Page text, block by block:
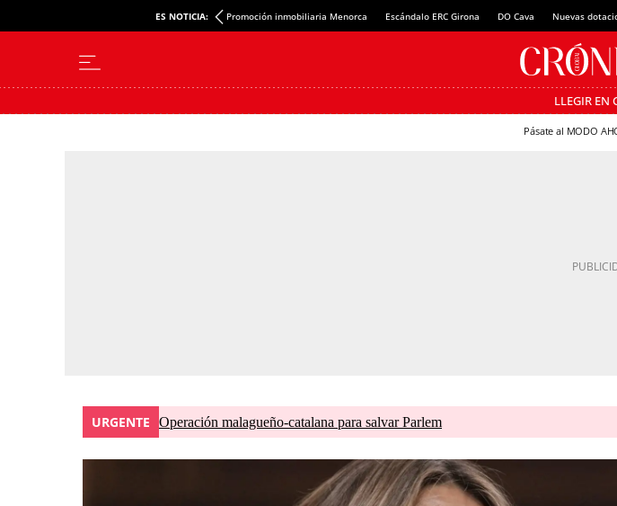
ES NOTICIA: Promoción inmobiliaria Menorca Escándalo ERC Girona DO Cava Nuevas
LLEGIR EN
Pásate al MODO
URGENTE Operación malagueño-catalana para salvar Parlem